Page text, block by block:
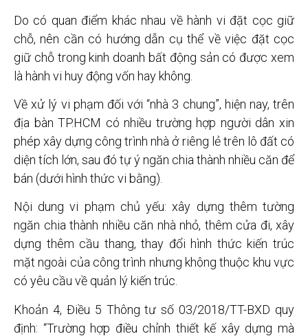
Do có quan điểm khác nhau về hành vi đặt cọc giữ
chỗ, nên cần có hướng dẫn cụ thể về việc đặt cọc
giữ chỗ trong kinh doanh bất động sản có được xem
là hành vi huy động vốn hay không.
Về xử lý vi phạm đối với “nhà 3 chung”, hiện nay, trên
địa bàn TP.HCM có nhiều trường hợp người dân xin
phép xây dựng công trình nhà ở riêng lẻ trên lô đất có
diện tích lớn, sau đó tự ý ngăn chia thành nhiều căn để
bán (dưới hình thức vi bằng).
Nội dung vi phạm chủ yếu: xây dựng thêm tường
ngăn chia thành nhiều căn nhà nhỏ, thêm cửa đi, xây
dựng thêm cầu thang, thay đổi hình thức kiến trúc
mặt ngoài của công trình nhưng không thuộc khu vực
có yêu cầu về quản lý kiến trúc.
Khoản 4, Điều 5 Thông tư số 03/2018/TT-BXD quy
định: “Trường hợp điều chỉnh thiết kế xây dựng mà